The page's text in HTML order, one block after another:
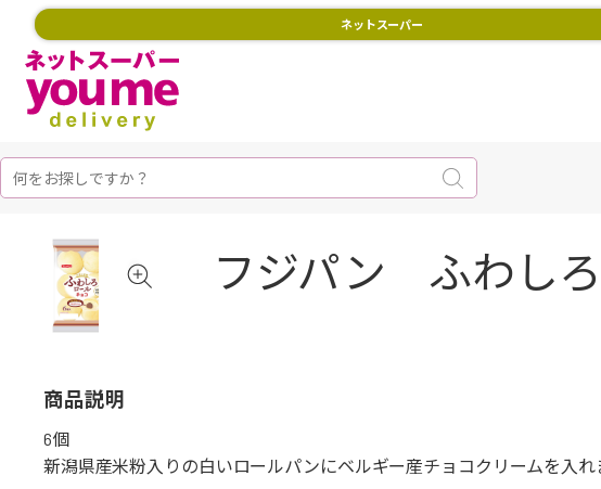
ネットスーパー
フジパン ふわし
商品説明
6個
新潟県産米粉入りの白いロールパンにベルギー産チョコクリームを入れ